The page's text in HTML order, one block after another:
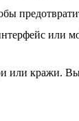
кражи.